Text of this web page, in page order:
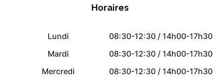
Horaires
Lundi
08:30-12:30 / 14h00-17h30
Mardi
08:30-12:30 / 14h00-17h30
Mercredi
08:30-12:30 / 14h00-17h30